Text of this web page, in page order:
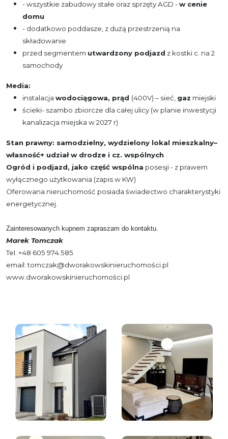
- wszystkie zabudowy stałe oraz sprzęty AGD -w cenie
domu
- dodatkowo poddasze, z dużą przestrzenią na
składowanie
przed segmentem utwardzony podjazd z kostki c. na 2
samochody
Media:
instalacja wodociągowa, prąd (400V) – sieć, gaz miejski
ścieki- szambo zbiorcze dla całej ulicy (w planie inwestycji
kanalizacja miejska w 2027 r)
Stan prawny: samodzielny, wydzielony lokal mieszkalny–
własność+ udział w drodze i cz. wspólnych
Ogród i podjazd, jako część wspólna posesji - z prawem
wyłącznego użytkowania (zapis w KW)
Oferowana nieruchomość posiada świadectwo charakterystyki
energetycznej.
Zainteresowanych kupnem zapraszam do kontaktu.
Marek Tomczak
Tel. +48 605 974 585
email: tomczak@dworakowskinieruchomości.pl
www.dworakowskinieruchomości.pl